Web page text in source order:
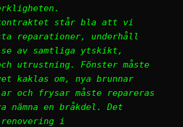
står bla att vi
reparationer, underhåll
av samtliga ytskikt,
utrustning. Fönster måste
kaklas om, nya brunnar
och frysar måste repareras
nämna en bråkdel. Det
renovering i